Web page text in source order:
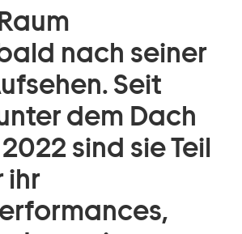
nach seiner
Seit
dem Dach
sind sie Teil
ihr